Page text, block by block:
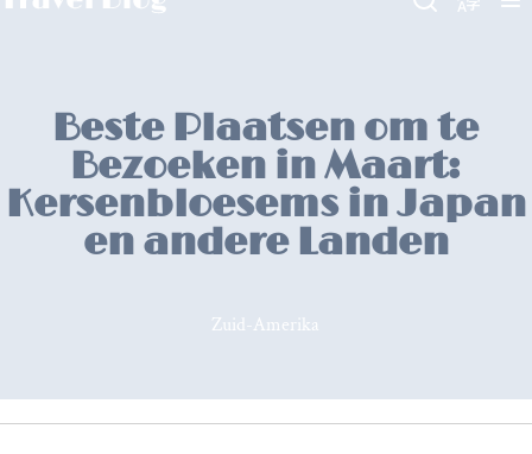
Beste Plaatsen om te
Bezoeken in Maart:
Kersenbloesems in Japan
en andere Landen
Zuid-Amerika